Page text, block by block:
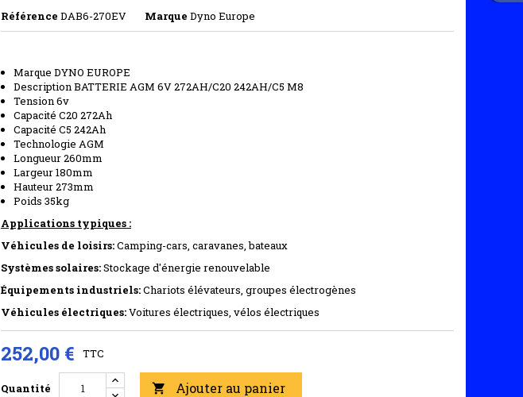
Référence DAB6-270EV Marque Dyno Europe
Marque DYNO EUROPE
Description BATTERIE AGM 6V 272AH/C20 242AH/C5 M8
Tension 6v
Capacité C20 272Ah
Capacité C5 242Ah
Technologie AGM
Longueur 260mm
Largeur 180mm
Hauteur 273mm
Poids 35kg
Applications typiques :
Véhicules de loisirs:Camping-cars, caravanes, bateaux
Systèmes solaires:Stockage d'énergie renouvelable
Équipements industriels:Chariots élévateurs, groupes électrogènes
Véhicules électriques:Voitures électriques, vélos électriques
252,00 € TTC
Quantité  Ajouter au panier